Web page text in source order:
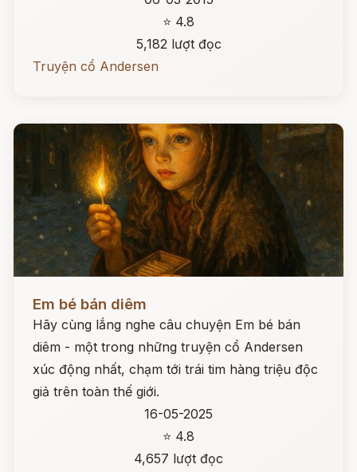
⭐ 4.8
5,182 lượt đọc
Truyện cổ Andersen
Em bé bán diêm
Hãy cùng lắng nghe câu chuyện Em bé bán
diêm - một trong những truyện cổ Andersen
xúc động nhất, chạm tới trái tim hàng triệu độc
giả trên toàn thế giới.
16-05-2025
⭐ 4.8
4,657 lượt đọc